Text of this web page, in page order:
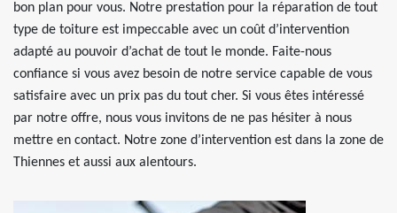
bon plan pour vous. Notre prestation pour la réparation de tout
type de toiture est impeccable avec un coût d’intervention
adapté au pouvoir d’achat de tout le monde. Faite-nous
confiance si vous avez besoin de notre service capable de vous
satisfaire avec un prix pas du tout cher. Si vous êtes intéressé
par notre offre, nous vous invitons de ne pas hésiter à nous
mettre en contact. Notre zone d’intervention est dans la zone de
Thiennes et aussi aux alentours.